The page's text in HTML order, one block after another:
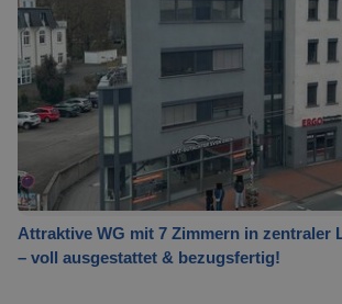
Attraktive WG mit 7 Zimmern in zentraler
– voll ausgestattet & bezugsfertig!